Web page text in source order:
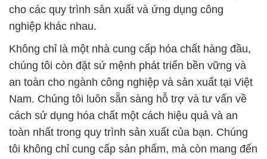
cho các quy trình sản xuất và ứng dụng công
nghiệp khác nhau.
Không chỉ là một nhà cung cấp hóa chất hàng đầu,
chúng tôi còn đặt sứ mệnh phát triển bền vững và
an toàn cho ngành công nghiệp và sản xuất tại Việt
Nam. Chúng tôi luôn sẵn sàng hỗ trợ và tư vấn về
cách sử dụng hóa chất một cách hiệu quả và an
toàn nhất trong quy trình sản xuất của bạn. Chúng
tôi không chỉ cung cấp sản phẩm, mà còn mang đến